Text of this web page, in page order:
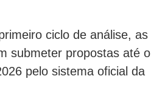
ciclo de análise, as
submeter propostas até o
pelo sistema oficial da